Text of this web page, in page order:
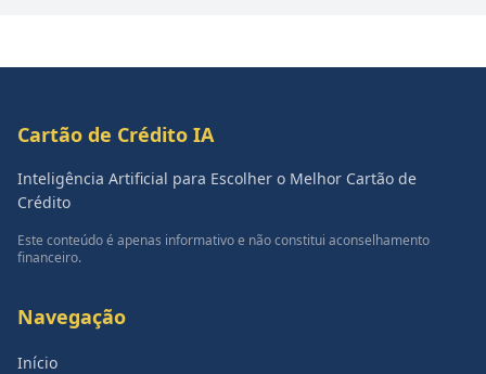
Cartão de Crédito IA
Inteligência Artificial para Escolher o Melhor Cartão de
Crédito
Este conteúdo é apenas informativo e não constitui aconselhamento
financeiro.
Navegação
Início